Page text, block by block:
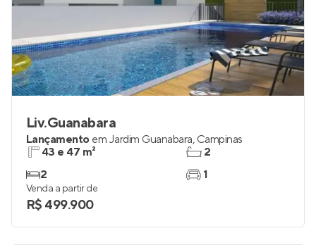
Liv.Guanabara
Lançamento em Jardim Guanabara, Campinas
43 e 47 m²
2
2
1
Venda a partir de
R$ 499.900